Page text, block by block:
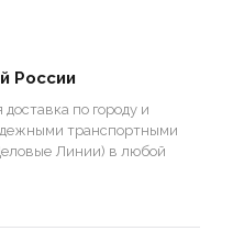
России
по городу и
транспортными
Линии) в любой